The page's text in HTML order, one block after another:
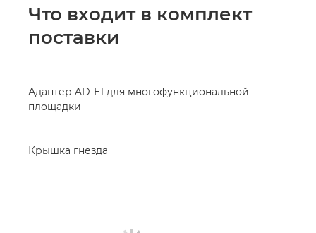
приведет
открытию
модального
Что входит в комплект
поставки
Адаптер AD-E1 для многофункциональной
площадки
Крышка гнезда